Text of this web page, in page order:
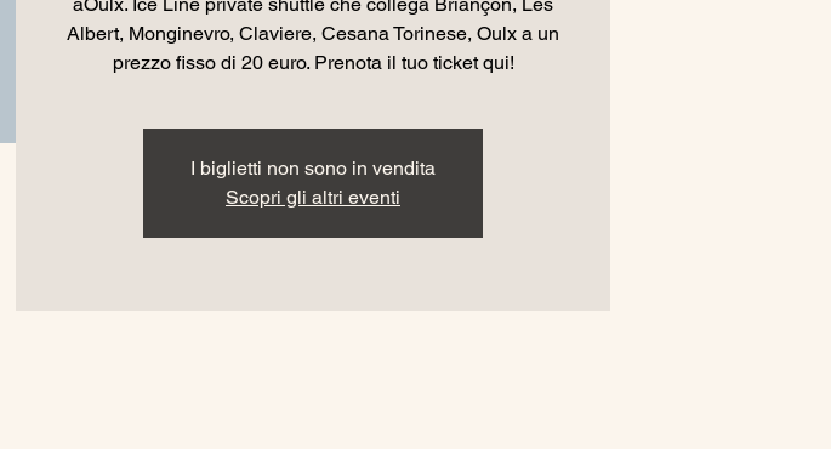
Albert, Monginevro, Claviere, Cesana Torinese, Oulx a un
prezzo fisso di 20 euro. Prenota il tuo ticket qui!
I biglietti non sono in vendita
Scopri gli altri eventi